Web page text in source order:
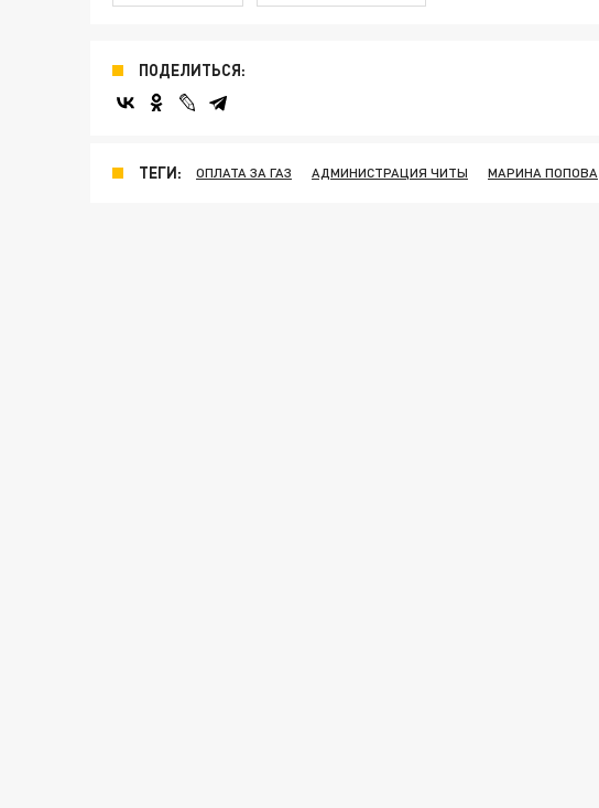
ПОДЕЛИТЬСЯ:
ТЕГИ: ОПЛАТА ЗА ГАЗ АДМИНИСТРАЦИЯ ЧИТЫ МАРИНА ПОПОВА